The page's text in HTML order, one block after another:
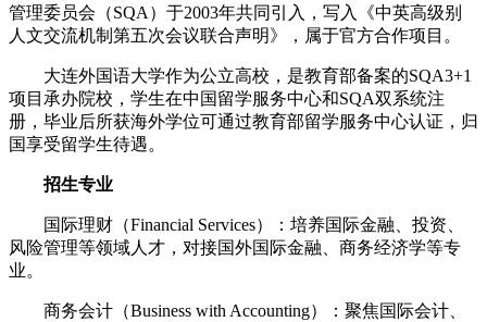
管理委员会（SQA）于2003年共同引入，写入《中英高级别
人文交流机制第五次会议联合声明》，属于官方合作项目。
大连外国语大学作为公立高校，是教育部备案的SQA3+1
项目承办院校，学生在中国留学服务中心和SQA双系统注
册，毕业后所获海外学位可通过教育部留学服务中心认证，归
国享受留学生待遇。
招生专业
国际理财（Financial Services）：培养国际金融、投资、
风险管理等领域人才，对接国外国际金融、商务经济学等专
业。
商务会计（Business with Accounting）：聚焦国际会计、